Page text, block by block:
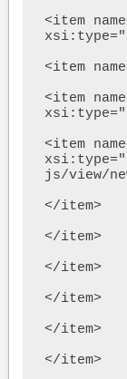
<item
<item
<item
<item
js/view/
</item>
</item>
</item>
</item>
</item>
</item>